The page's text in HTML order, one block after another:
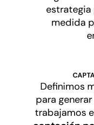
estrategia
medida
Definimos
para
trabajamos